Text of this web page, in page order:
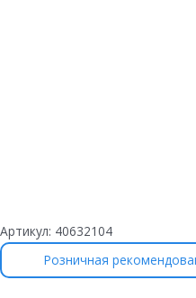
Артикул: 40632104
Розничная